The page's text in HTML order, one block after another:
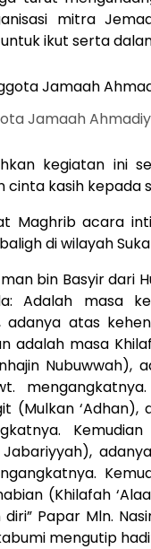
mitra
untuk ikut serta
Jamaah
kegiatan ini
cinta kasih kepada
Maghrib acara
di wilayah
bin Basyir dari
Adalah masa
adanya atas
adalah masa
Nubuwwah),
(Mulkan ‘Adhan),
(Khilafah
Papar Mln.
mengutip